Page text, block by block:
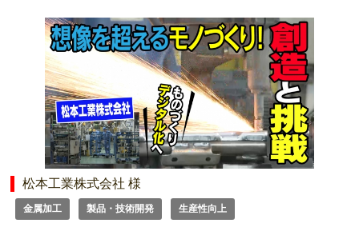
松本工業株式会社 様
金属加工 製品・技術開発 生産性向上